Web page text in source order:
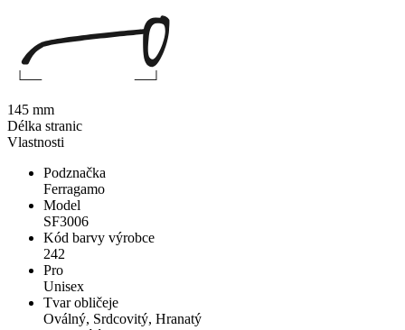
Vlastnosti
Podznačka
Ferragamo
Model
SF3006
Kód barvy výrobce
242
Pro
Unisex
Tvar obličeje
Oválný, Srdcovitý, Hranatý
145 mm
Délka stranic